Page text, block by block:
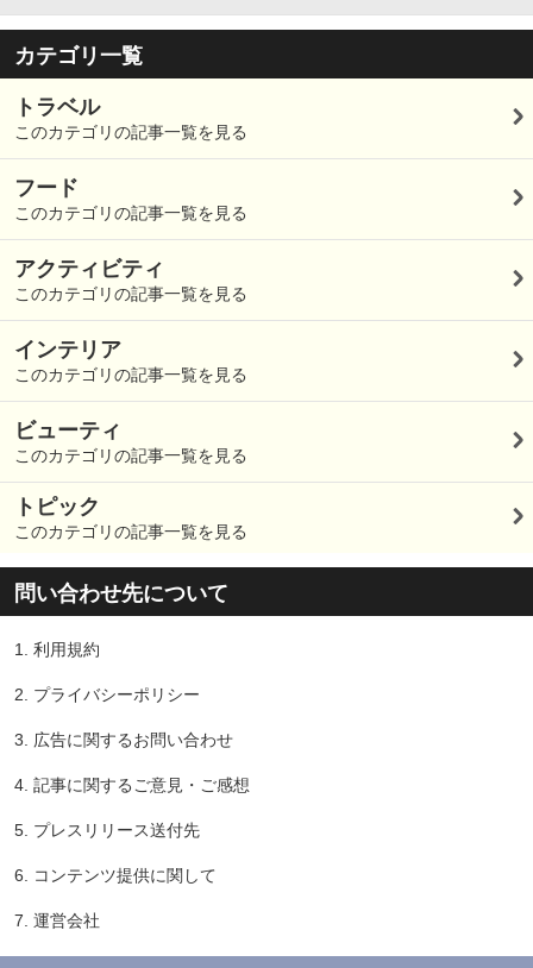
カテゴリ一覧
トラベル
このカテゴリの記事一覧を見る
フード
このカテゴリの記事一覧を見る
アクティビティ
このカテゴリの記事一覧を見る
インテリア
このカテゴリの記事一覧を見る
ビューティ
このカテゴリの記事一覧を見る
トピック
このカテゴリの記事一覧を見る
問い合わせ先について
1. 利用規約
2. プライバシーポリシー
3. 広告に関するお問い合わせ
4. 記事に関するご意見・ご感想
5. プレスリリース送付先
6. コンテンツ提供に関して
7. 運営会社